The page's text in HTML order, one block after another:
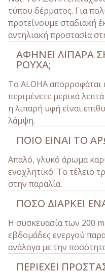
τύπου δέρματος. Για
προτείνουμε σταδιακή
αντηλιακή προστασία
ΑΦΉΝΕΙ ΛΙΠΑΡΆ
ΡΟΎΧΑ;
Το ALOHA απορροφάται
περιμένετε μερικά
η λιπαρή υφή είναι
λάμψη.
ΠΟΙΟ ΕΊΝΑΙ ΤΟ
Απαλό, γλυκό άρωμα
ενοχλητικό. Το τέλειο
στην παραλία.
ΠΌΣΟ ΔΙΑΡΚΕΊ
Η συσκευασία των 200
εβδομάδες ενεργού
ανάλογα με την
ΠΕΡΙΈΧΕΙ